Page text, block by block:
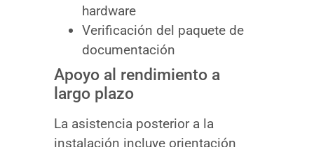
hardware
Verificación del paquete de
documentación
Apoyo al rendimiento a
largo plazo
La asistencia posterior a la
instalación incluye orientación